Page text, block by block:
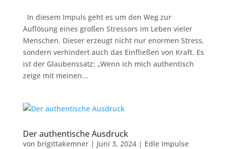
In diesem Impuls geht es um den Weg zur
Auflösung eines großen Stressors im Leben vieler
Menschen. Dieser erzeugt nicht nur enormen Stress,
sondern verhindert auch das Einfließen von Kraft. Es
ist der Glaubenssatz: „Wenn ich mich authentisch
zeige mit meinen...
Der authentische Ausdruck
von brigittakemner| Juni 3, 2024| Edle Impulse